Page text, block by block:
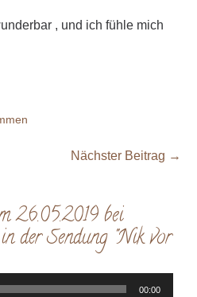
, und ich fühle mich
Nächster Beitrag →
26.05.2019 bei
der Sendung "Nik vor
00:00